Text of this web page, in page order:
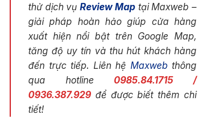
thử dịch vụReview Maptại Maxweb –
giải pháp hoàn hảo giúp cửa hàng
xuất hiện nổi bật trên Google Map,
tăng độ uy tín và thu hút khách hàng
đến trực tiếp. Liên hệ Maxweb thông
qua hotline 0985.84.1715 /
0936.387.929 để được biết thêm chi
tiết!